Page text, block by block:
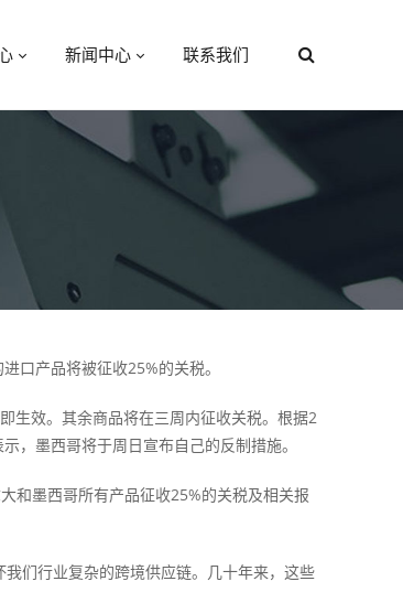
新闻中心 联系我们
口产品将被征收25%的关税。
效。其余商品将在三周内征收关税。根据2
，墨西哥将于周日宣布自己的反制措施。
墨西哥所有产品征收25%的关税及相关报
们行业复杂的跨境供应链。几十年来，这些